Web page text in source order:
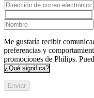
Me gustaría recibir
preferencias y
promociones de Philips.
¿Qué significa?
Enviar